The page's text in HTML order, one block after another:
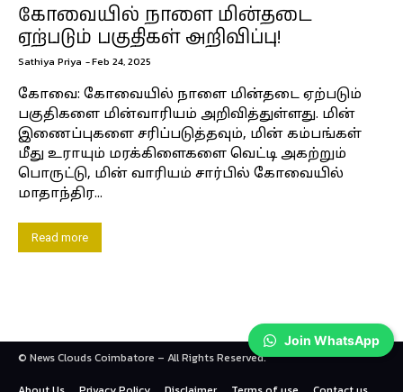
கோவையில் நாளை மின்தடை
ஏற்படும் பகுதிகள் அறிவிப்பு!
Sathiya Priya -Feb 24, 2025
கோவை: கோவையில் நாளை மின்தடை ஏற்படும்
பகுதிகளை மின்வாரியம் அறிவித்துள்ளது. மின்
இணைப்புகளை சரிப்படுத்தவும், மின் கம்பங்கள்
மீது உராயும் மரக்கிளைகளை வெட்டி அகற்றும்
பொருட்டு, மின் வாரியம் சார்பில் கோவையில்
மாதாந்திர...
Read more
© News Clouds Coimbatore – All Rights Reserved.
Join WhatsApp